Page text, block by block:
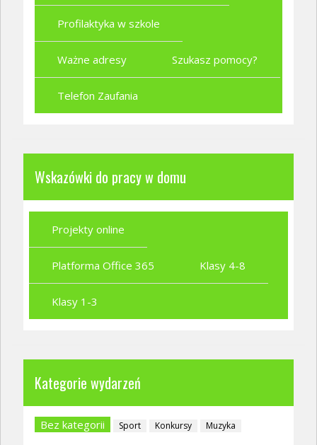
Profilaktyka w szkole
Ważne adresy Szukasz pomocy?
Telefon Zaufania
Wskazówki do pracy w domu
Projekty online
Platforma Office 365 Klasy 4-8
Klasy 1-3
Kategorie wydarzeń
Bez kategorii Sport Konkursy Muzyka